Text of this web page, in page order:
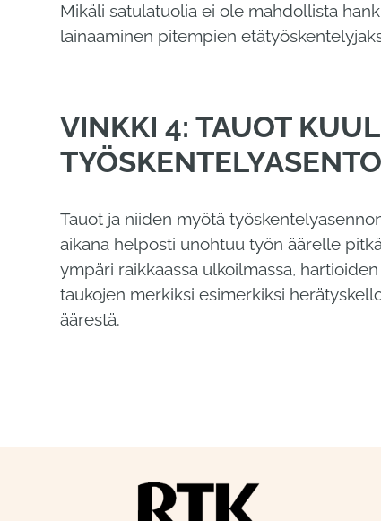
Mikäli satulatuolia ei ole mahdollista
lainaaminen pitempien
VINKKI 4: TAUOT
Tauot ja niiden myötä
aikana helposti unohtuu työn äärelle
ympäri raikkaassa ulkoilmassa,
taukojen merkiksi esimerkiksi
äärestä.